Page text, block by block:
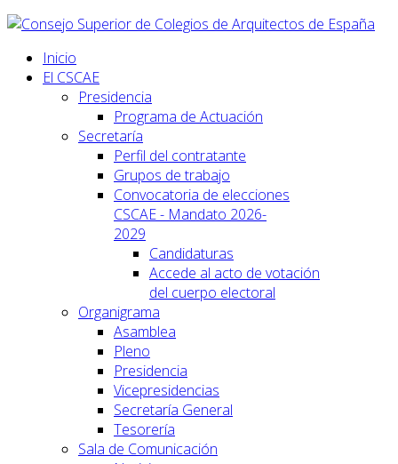
Inicio
El CSCAE
Presidencia
Programa de Actuación
Secretaría
Perfil del contratante
Grupos de trabajo
Convocatoria de elecciones
CSCAE - Mandato 2026-
2029
Candidaturas
Accede al acto de votación
del cuerpo electoral
Organigrama
Asamblea
Pleno
Presidencia
Vicepresidencias
Secretaría General
Tesorería
Sala de Comunicación